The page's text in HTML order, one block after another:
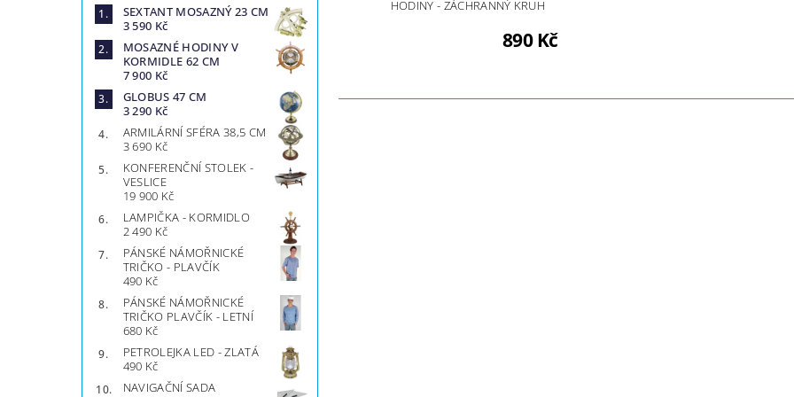
SEXTANT MOSAZNÝ 23 CM
3 590 Kč
MOSAZNÉ HODINY V
KORMIDLE 62 CM
7 900 Kč
GLOBUS 47 CM
3 290 Kč
ARMILÁRNÍ SFÉRA 38,5 CM
3 690 Kč
KONFERENČNÍ STOLEK -
VESLICE
19 900 Kč
LAMPIČKA - KORMIDLO
2 490 Kč
PÁNSKÉ NÁMOŘNICKÉ
TRIČKO - PLAVČÍK
490 Kč
PÁNSKÉ NÁMOŘNICKÉ
TRIČKO PLAVČÍK - LETNÍ
680 Kč
PETROLEJKA LED - ZLATÁ
490 Kč
NAVIGAČNÍ SADA
HODINY - ZÁCHRANNÝ KRUH
890 Kč